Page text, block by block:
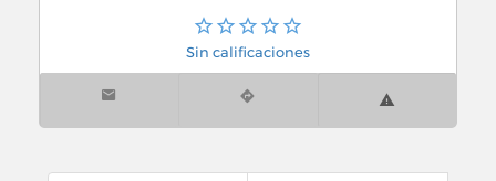
Blvd. Kukulkan Int. Hotel Fiesta American
Sin calificaciones